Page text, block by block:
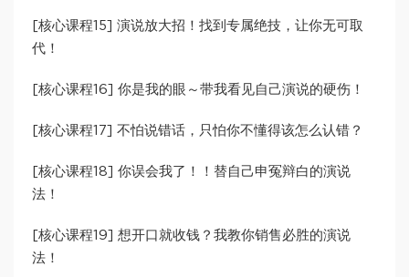
[核心课程15] 演说放大招！找到专属绝技，让你无可取
代！
[核心课程16] 你是我的眼～带我看见自己演说的硬伤！
[核心课程17] 不怕说错话，只怕你不懂得该怎么认错？
[核心课程18] 你误会我了！！替自己申冤辩白的演说
法！
[核心课程19] 想开口就收钱？我教你销售必胜的演说
法！